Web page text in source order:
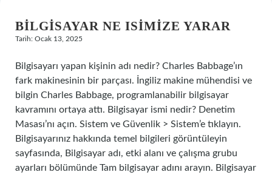
BILGISAYAR NE ISIMIZE YARAR
Tarih: Ocak 13, 2025
Bilgisayarı yapan kişinin adı nedir? Charles Babbage’ın
fark makinesinin bir parçası. İngiliz makine mühendisi ve
bilgin Charles Babbage, programlanabilir bilgisayar
kavramını ortaya attı. Bilgisayar ismi nedir? Denetim
Masası’nı açın. Sistem ve Güvenlik > Sistem’e tıklayın.
Bilgisayarınız hakkında temel bilgileri görüntüleyin
sayfasında, Bilgisayar adı, etki alanı ve çalışma grubu
ayarları bölümünde Tam bilgisayar adını arayın. Bilgisayar